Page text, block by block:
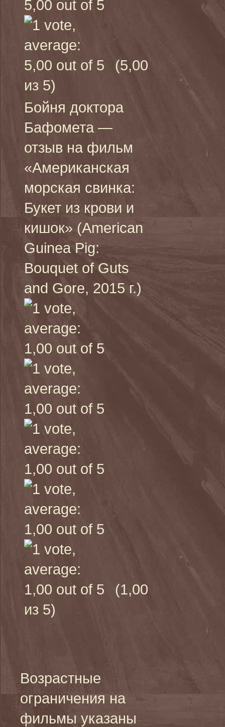
(5,00
из 5)
Бойня доктора
Бафомета —
отзыв на фильм
«Американская
морская свинка:
Букет из крови и
кишок» (American
Guinea Pig:
Bouquet of Guts
and Gore, 2015 г.)
(1,00
из 5)
Возрастные
ограничения на
фильмы указаны